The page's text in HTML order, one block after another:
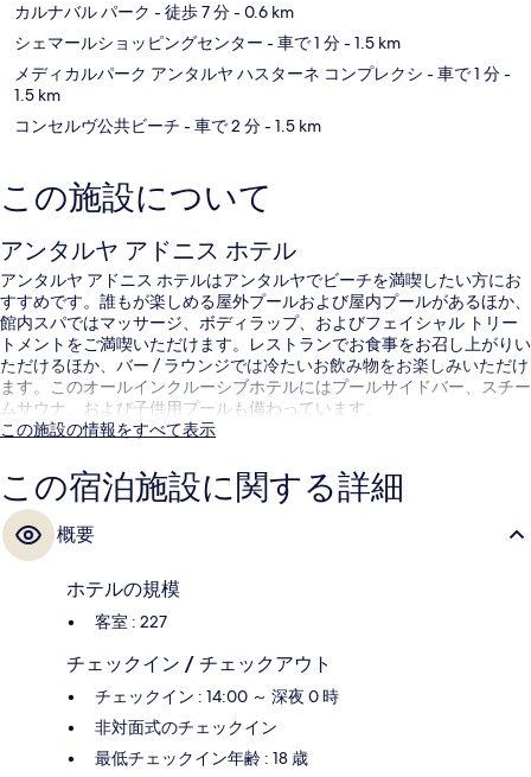
カルナバル パーク - 徒歩 7 分- 0.6 km
シェマールショッピングセンター - 車で 1 分- 1.5 km
メディカルパーク アンタルヤ ハスターネ コンプレクシ - 車で 1 分-
1.5 km
コンセルヴ公共ビーチ - 車で 2 分- 1.5 km
この施設について
アンタルヤ アドニス ホテル
アンタルヤ アドニス ホテルはアンタルヤでビーチを満喫したい方にお
すすめです。誰もが楽しめる屋外プールおよび屋内プールがあるほか、
館内スパではマッサージ、ボディラップ、およびフェイシャル トリー
トメントをご満喫いただけます。レストランでお食事をお召し上がりい
ただけるほか、バー / ラウンジでは冷たいお飲み物をお楽しみいただけ
ます。このオールインクルーシブホテルにはプールサイドバー、スチー
ムサウナ、および子供用プールも備わっています。
この施設の情報をすべて表示
この宿泊施設に関する詳細
概要
ホテルの規模
客室 : 227
チェックイン / チェックアウト
チェックイン : 14:00 ～ 深夜 0 時
非対面式のチェックイン
最低チェックイン年齢 : 18 歳